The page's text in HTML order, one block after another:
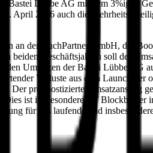
Bastei Lübbe AG mit dem 3%igen
April 2016 auch die
an der BuchPartner GmbH, der
beiden Geschäftsjahren soll der
Umsätzen der Bastei Lübbe AG
Verluste aus dem Launch der
Der prognostizierte Umsatzanstieg
ist insbesondere auf
für das laufende und